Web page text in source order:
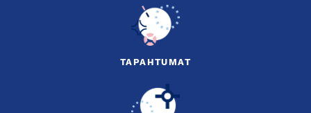
TAPAHTUMAT